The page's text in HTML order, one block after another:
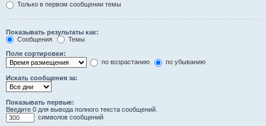
Только в первом сообщении темы
Показывать результаты как:
Сообщения
Темы
Поле сортировки:
по возрастанию
по убыванию
Искать сообщения за:
Показывать первые:
Введите 0 для вывода полного текста сообщений.
символов сообщений